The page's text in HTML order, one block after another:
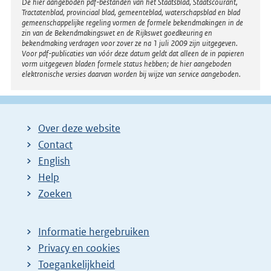
Disclaimer
De hier aangeboden pdf-bestanden van het Staatsblad, Staatscourant,
Tractatenblad, provinciaal blad, gemeenteblad, waterschapsblad en blad
gemeenschappelijke regeling vormen de formele bekendmakingen in de
zin van de Bekendmakingswet en de Rijkswet goedkeuring en
bekendmaking verdragen voor zover ze na 1 juli 2009 zijn uitgegeven.
Voor pdf-publicaties van vóór deze datum geldt dat alleen de in papieren
vorm uitgegeven bladen formele status hebben; de hier aangeboden
elektronische versies daarvan worden bij wijze van service aangeboden.
Over deze website
Contact
English
Help
Zoeken
Informatie hergebruiken
Privacy en cookies
Toegankelijkheid